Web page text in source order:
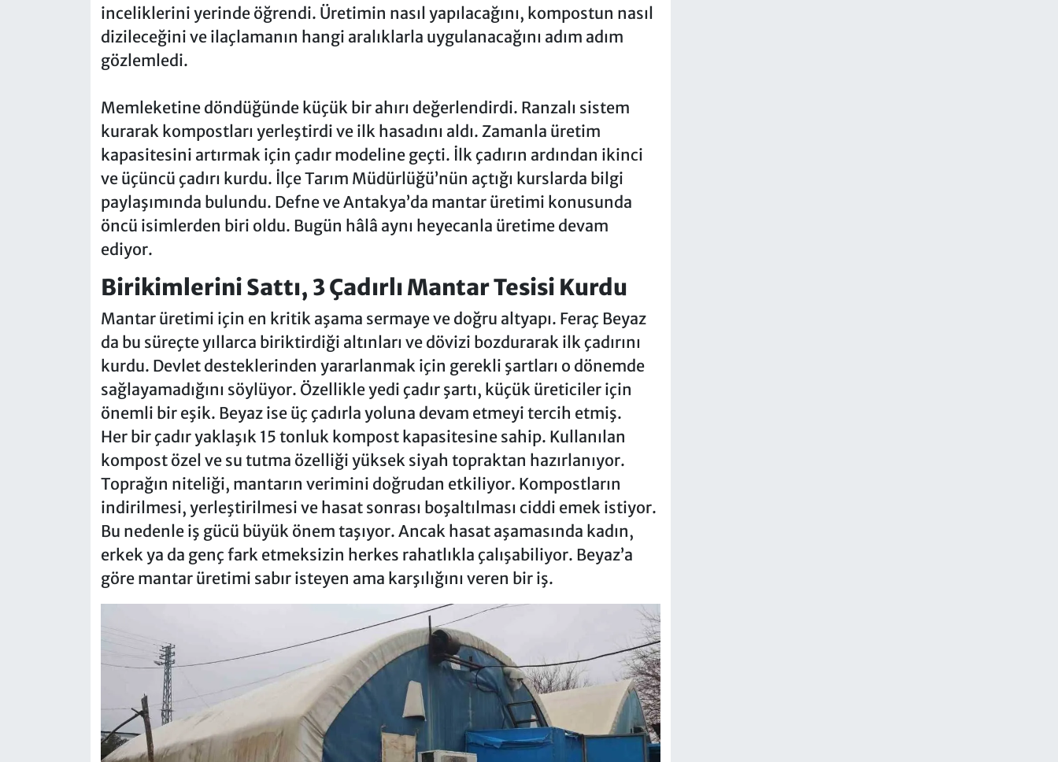
inceliklerini yerinde öğrendi. Üretimin nasıl yapılacağını, kompostun nasıl
dizileceğini ve ilaçlamanın hangi aralıklarla uygulanacağını adım adım
gözlemledi.
Memleketine döndüğünde küçük bir ahırı değerlendirdi. Ranzalı sistem
kurarak kompostları yerleştirdi ve ilk hasadını aldı. Zamanla üretim
kapasitesini artırmak için çadır modeline geçti. İlk çadırın ardından ikinci
ve üçüncü çadırı kurdu. İlçe Tarım Müdürlüğü’nün açtığı kurslarda bilgi
paylaşımında bulundu. Defne ve Antakya’da mantar üretimi konusunda
öncü isimlerden biri oldu. Bugün hâlâ aynı heyecanla üretime devam
ediyor.
Birikimlerini Sattı, 3 Çadırlı Mantar Tesisi Kurdu
Mantar üretimi için en kritik aşama sermaye ve doğru altyapı. Feraç Beyaz
da bu süreçte yıllarca biriktirdiği altınları ve dövizi bozdurarak ilk çadırını
kurdu. Devlet desteklerinden yararlanmak için gerekli şartları o dönemde
sağlayamadığını söylüyor. Özellikle yedi çadır şartı, küçük üreticiler için
önemli bir eşik. Beyaz ise üç çadırla yoluna devam etmeyi tercih etmiş.
Her bir çadır yaklaşık 15 tonluk kompost kapasitesine sahip. Kullanılan
kompost özel ve su tutma özelliği yüksek siyah topraktan hazırlanıyor.
Toprağın niteliği, mantarın verimini doğrudan etkiliyor. Kompostların
indirilmesi, yerleştirilmesi ve hasat sonrası boşaltılması ciddi emek istiyor.
Bu nedenle iş gücü büyük önem taşıyor. Ancak hasat aşamasında kadın,
erkek ya da genç fark etmeksizin herkes rahatlıkla çalışabiliyor. Beyaz’a
göre mantar üretimi sabır isteyen ama karşılığını veren bir iş.